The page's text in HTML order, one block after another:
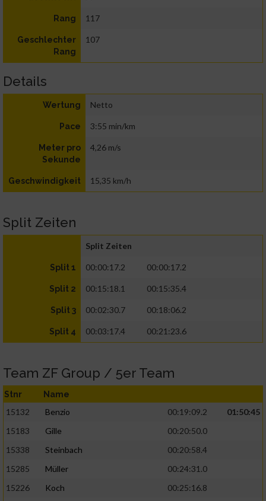
Rang 117
Geschlechter
Rang
107
Details
Wertung Netto
Pace 3:55 min/km
Meter pro
Sekunde
4,26 m/s
Geschwindigkeit 15,35 km/h
Split Zeiten
Split Zeiten
Split 1 00:00:17.2 00:00:17.2
Split 2 00:15:18.1 00:15:35.4
Split 3 00:02:30.7 00:18:06.2
Split 4 00:03:17.4 00:21:23.6
Team ZF Group / 5er Team
Stnr Name
15132 Benzio 00:19:09.2
01:50:45
15183
Gille
00:20:50.0
15338
Steinbach
00:20:58.4
15285
Müller
00:24:31.0
15226
Koch
00:25:16.8